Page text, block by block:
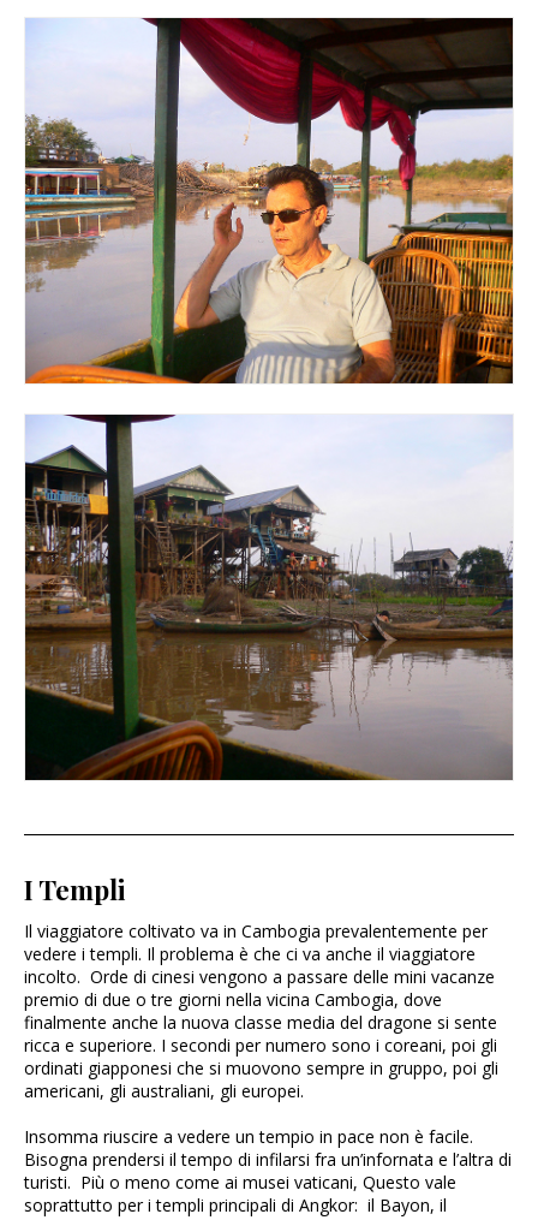
I Templi
Il viaggiatore coltivato va in Cambogia prevalentemente per
vedere i templi. Il problema è che ci va anche il viaggiatore
incolto. Orde di cinesi vengono a passare delle mini vacanze
premio di due o tre giorni nella vicina Cambogia, dove
finalmente anche la nuova classe media del dragone si sente
ricca e superiore. I secondi per numero sono i coreani, poi gli
ordinati giapponesi che si muovono sempre in gruppo, poi gli
americani, gli australiani, gli europei.
Insomma riuscire a vedere un tempio in pace non è facile.
Bisogna prendersi il tempo di infilarsi fra un’infornata e l’altra di
turisti. Più o meno come ai musei vaticani, Questo vale
soprattutto per i templi principali di Angkor: il Bayon, il